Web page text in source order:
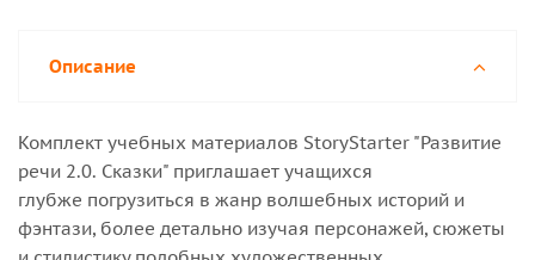
Описание
Комплект учебных материалов StoryStarter "Развитие
речи 2.0. Сказки" приглашает учащихся
глубже погрузиться в жанр волшебных историй и
фэнтази, более детально изучая персонажей, сюжеты